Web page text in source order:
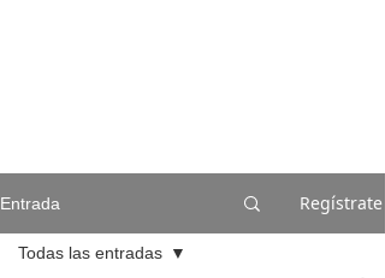
Entrada Regístrate
Todas las entradas